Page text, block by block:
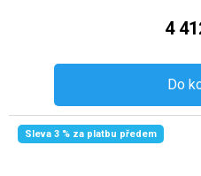
4
Do
Sleva 3 % za platbu předem